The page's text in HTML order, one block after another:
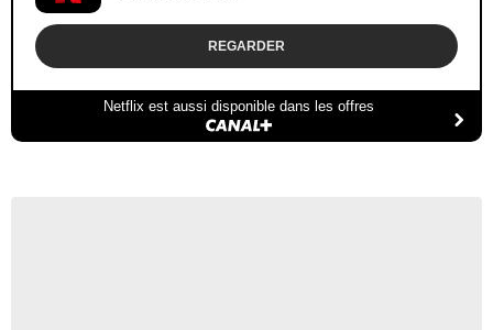
REGARDER
Netflix est aussi disponible dans les offres